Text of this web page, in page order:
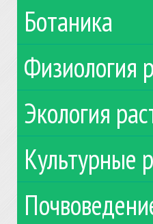
Ботаника
Физиология
Экология
Культурные